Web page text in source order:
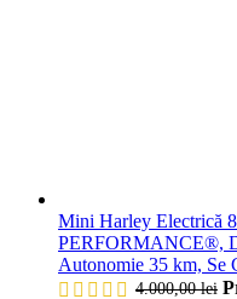
Mini Harley Electrică
PERFORMANCE®,
Autonomie 35 km, Se
4.000,00lei